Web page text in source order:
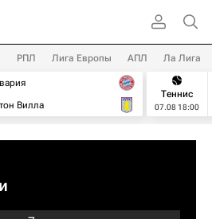
РПЛ Лига Европы АПЛ Ла Лига
Вилла
Теннис
07.08 18:00